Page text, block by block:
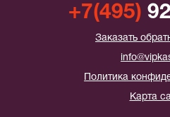
+7(495)
Заказать
Политика
Карта